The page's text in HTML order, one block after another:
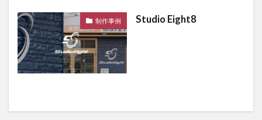
制作事例 Studio Eight8